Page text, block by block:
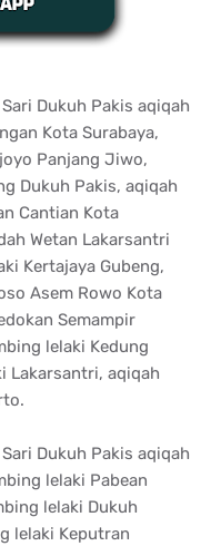
Dukuh Pakis aqiqah
Kota Surabaya,
Panjang Jiwo,
Dukuh Pakis, aqiqah
Cantian Kota
Wetan Lakarsantri
Kertajaya Gubeng,
Asem Rowo Kota
Semampir
lelaki Kedung
Lakarsantri, aqiqah
Dukuh Pakis aqiqah
lelaki Pabean
lelaki Dukuh
lelaki Keputran